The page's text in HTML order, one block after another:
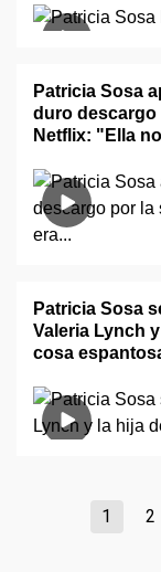
Patricia Sosa
duro descargo
Netflix: "Ella
Patricia Sosa
Valeria Lynch
cosa
1 2